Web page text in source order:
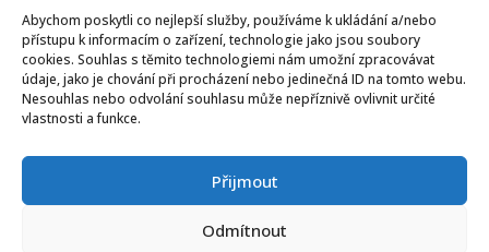
Abychom poskytli co nejlepší služby, používáme k ukládání a/nebo
přístupu k informacím o zařízení, technologie jako jsou soubory
cookies. Souhlas s těmito technologiemi nám umožní zpracovávat
údaje, jako je chování při procházení nebo jedinečná ID na tomto webu.
Nesouhlas nebo odvolání souhlasu může nepříznivě ovlivnit určité
vlastnosti a funkce.
Přijmout
Odmítnout
•NECHAT VYPRAT
•KONTAKT
VŠEOBECNÉ OBCHODNÍ PODMÍNKY
© 2021 Žehli.cz – Na praní a žehlení je život příliš